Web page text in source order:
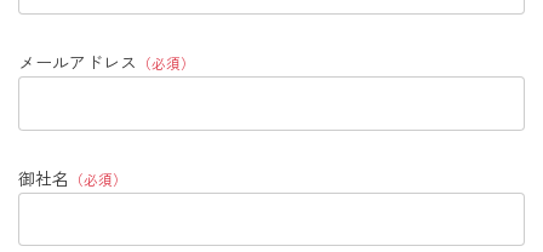
メールアドレス （必須）
御社名 （必須）